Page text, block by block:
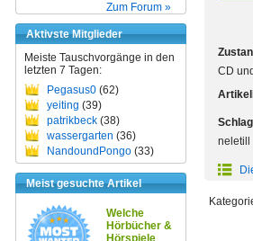
Zum Forum »
Aktivste Mitglieder
Meiste Tauschvorgänge in den
letzten 7 Tagen:
Pegasus0 (62)
yeiting (39)
patrikbeck (38)
wassergarten (36)
NandoundPongo (33)
Meist gesuchte Artikel
Welche
Hörbücher &
Hörspiele
CD
neletill